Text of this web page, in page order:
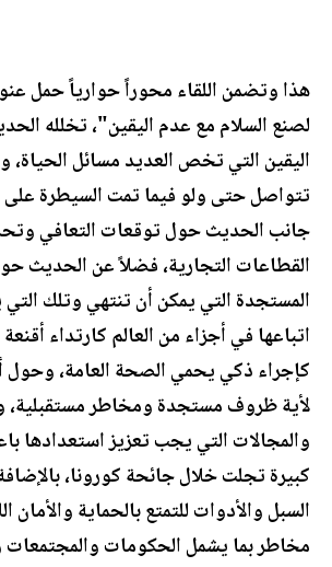
هذا وتضمن اللقاء محوراً حوارياً حمل
لصنع السلام مع عدم اليقين"، تخلله
اليقين التي تخص العديد مسائل الحياة،
تتواصل حتى ولو فيما تمت السيطرة على
جانب الحديث حول توقعات التعافي
القطاعات التجارية، فضلاً عن الحديث
المستجدة التي يمكن أن تنتهي وتلك
اتباعها في أجزاء من العالم كارتداء
كإجراء ذكي يحمي الصحة العامة، وحول
لأية ظروف مستجدة ومخاطر مستقبلية،
والمجالات التي يجب تعزيز استعدادها
كبيرة تجلت خلال جائحة كورونا،
السبل والأدوات للتمتع بالحماية والأمان
مخاطر بما يشمل الحكومات والمجتمعات